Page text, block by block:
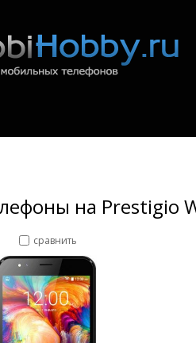
на Prestigio
сравнить